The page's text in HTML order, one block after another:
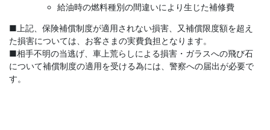
給油時の燃料種別の間違いにより生じた補修費
■上記、保険補償制度が適用されない損害、又補償限度額を超え
た損害については、お客さまの実費負担となります。
■相手不明の当逃げ、車上荒らしによる損害・ガラスへの飛び石
について補償制度の適用を受ける為には、警察への届出が必要で
す。